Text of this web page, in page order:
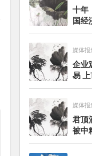
十年
国经
媒体报
企业
易
媒体报
君顶
被中